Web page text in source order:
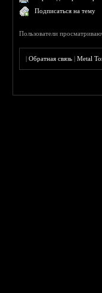
Подписаться на тему
Пользователи
|Обратная связь |Metal